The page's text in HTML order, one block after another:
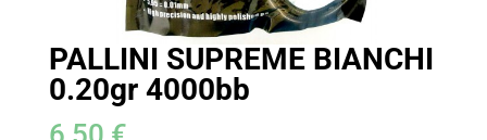
PALLINI SUPREME BIANCHI
0.20gr 4000bb